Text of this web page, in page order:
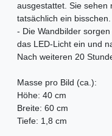
ausgestattet. Sie sehen
tatsächlich ein bisschen.
- Die Wandbilder
das LED-Licht ein und
Nach weiteren 20
Masse pro Bild (ca.):
Höhe: 40 cm
Breite: 60 cm
Tiefe: 1,8 cm